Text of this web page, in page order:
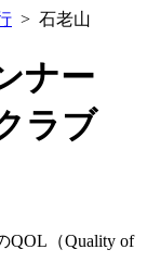
> 石老山
ナー
ラブ
QOL（Quality of